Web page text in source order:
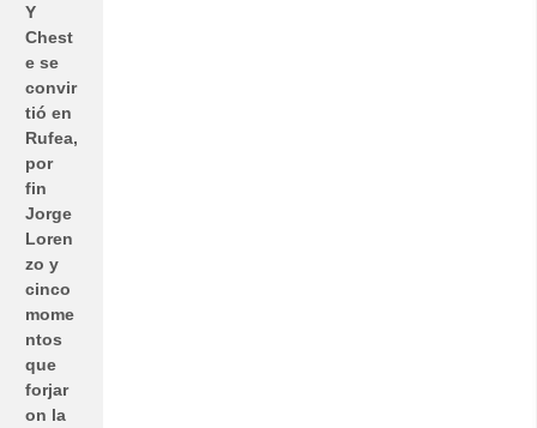
Y
Chest
e se
convir
tió en
Rufea,
por
fin
Jorge
Loren
zo y
cinco
mome
ntos
que
forjar
on la